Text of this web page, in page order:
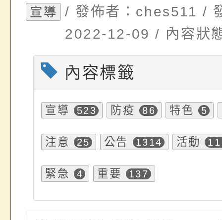
名參加，請查照
宣導
/ 發佈者：ches511 /
2022-12-09 / 內容狀
內容標籤
宣導 523 防疫 86 特色 5
注意 25 公告 1314 活動
緊急 4 重要 137